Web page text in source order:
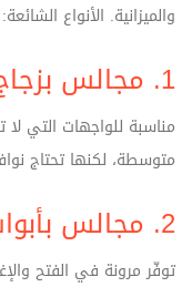
والميزانية. الأنواع الشائعة:
1. مجالس بزجاج ثابت (Fixed Glazing)
مناسبة للواجهات التي لا
متوسطة، لكنها تحتاج
2. مجالس بأبواب منزلقة (Sliding)
توفّر مرونة في الفتح